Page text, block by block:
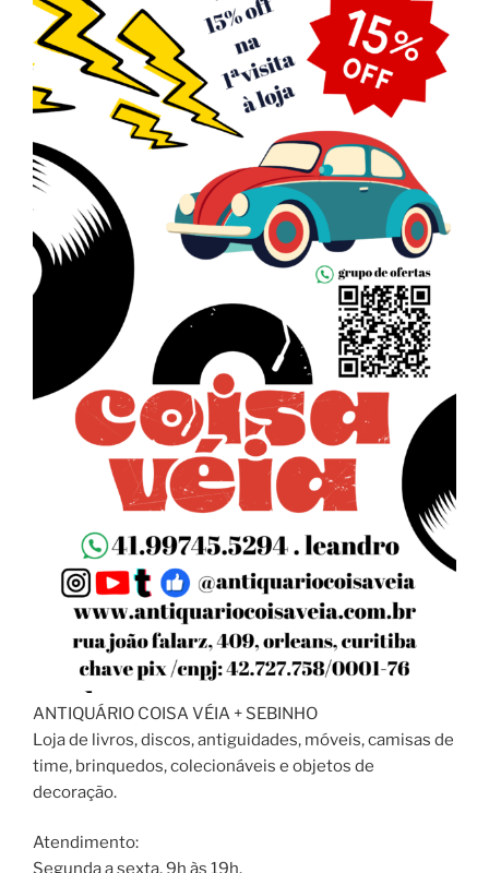
ANTIQUÁRIO COISA VÉIA + SEBINHO
Loja de livros, discos, antiguidades, móveis, camisas de
time, brinquedos, colecionáveis e objetos de
decoração.
Atendimento:
Segunda a sexta, 9h às 19h.